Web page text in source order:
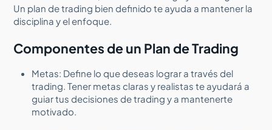
Un plan de trading bien definido te ayuda a mantener la
disciplina y el enfoque.
Componentes de un Plan de Trading
Metas: Define lo que deseas lograr a través del
trading. Tener metas claras y realistas te ayudará a
guiar tus decisiones de trading y a mantenerte
motivado.